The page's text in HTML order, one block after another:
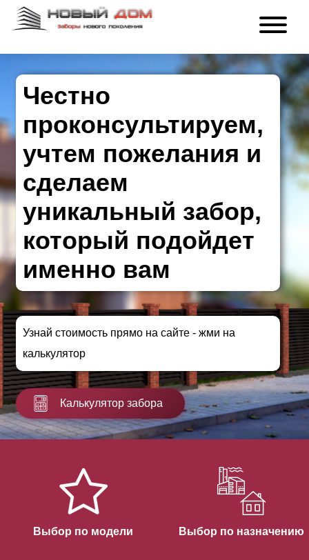
Честно
проконсультируем,
учтем пожелания и
сделаем
уникальный забор,
который подойдет
именно вам
Узнай стоимость прямо на сайте - жми на
калькулятор
Калькулятор забора
Выбор по модели Выбор по назначению